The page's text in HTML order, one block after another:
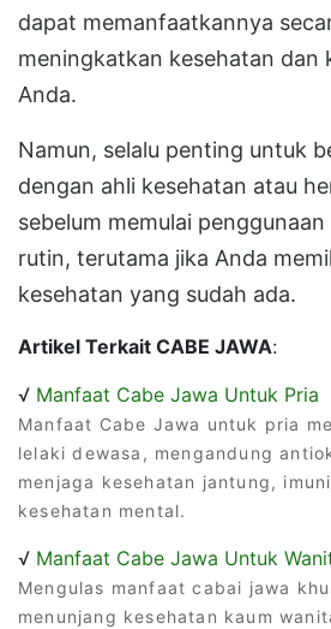
dapat memanfaatkannya
meningkatkan kesehatan dan
Anda.
Namun, selalu penting untuk
dengan ahli kesehatan atau
sebelum memulai
rutin, terutama jika Anda
kesehatan yang sudah ada.
Artikel Terkait CABE JAWA:
√ Manfaat Cabe Jawa Untuk Pria
Manfaat Cabe Jawa untuk pria
lelaki dewasa, mengandung
menjaga kesehatan jantung,
kesehatan mental.
√ Manfaat Cabe Jawa Untuk
Mengulas manfaat cabai jawa
menunjang kesehatan kaum